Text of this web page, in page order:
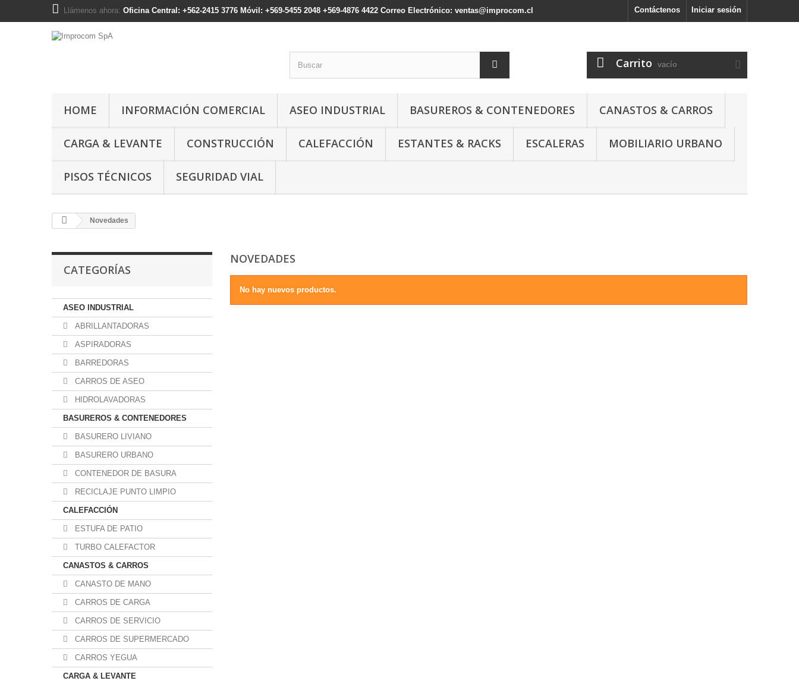
Iniciar sesión
Contáctenos
Llámenos ahora: Oficina Central: +562-2415 3776 Móvil: +569-5455 2048 +569-4876 4422 Correo Electrónico: ventas@improcom.cl
Carrito vacío
HOME INFORMACIÓN COMERCIAL ASEO INDUSTRIAL BASUREROS & CONTENEDORES CANASTOS & CARROS
CARGA & LEVANTE CONSTRUCCIÓN CALEFACCIÓN ESTANTES & RACKS ESCALERAS MOBILIARIO URBANO
PISOS TÉCNICOS SEGURIDAD VIAL
Novedades
CATEGORÍAS
ASEO INDUSTRIAL
ABRILLANTADORAS
ASPIRADORAS
BARREDORAS
CARROS DE ASEO
HIDROLAVADORAS
BASUREROS & CONTENEDORES
BASURERO LIVIANO
BASURERO URBANO
CONTENEDOR DE BASURA
RECICLAJE PUNTO LIMPIO
CALEFACCIÓN
ESTUFA DE PATIO
TURBO CALEFACTOR
CANASTOS & CARROS
CANASTO DE MANO
CARROS DE CARGA
CARROS DE SERVICIO
CARROS DE SUPERMERCADO
CARROS YEGUA
CARGA & LEVANTE
NOVEDADES
No hay nuevos productos.